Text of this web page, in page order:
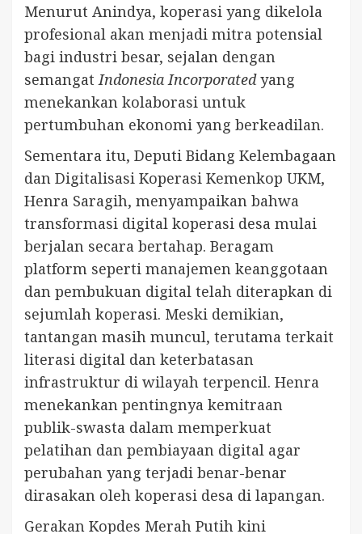
Menurut Anindya, koperasi yang dikelola
profesional akan menjadi mitra potensial
bagi industri besar, sejalan dengan
semangat Indonesia Incorporatedyang
menekankan kolaborasi untuk
pertumbuhan ekonomi yang berkeadilan.
Sementara itu, Deputi Bidang Kelembagaan
dan Digitalisasi Koperasi Kemenkop UKM,
Henra Saragih, menyampaikan bahwa
transformasi digital koperasi desa mulai
berjalan secara bertahap. Beragam
platform seperti manajemen keanggotaan
dan pembukuan digital telah diterapkan di
sejumlah koperasi. Meski demikian,
tantangan masih muncul, terutama terkait
literasi digital dan keterbatasan
infrastruktur di wilayah terpencil. Henra
menekankan pentingnya kemitraan
publik-swasta dalam memperkuat
pelatihan dan pembiayaan digital agar
perubahan yang terjadi benar-benar
dirasakan oleh koperasi desa di lapangan.
Gerakan Kopdes Merah Putih kini